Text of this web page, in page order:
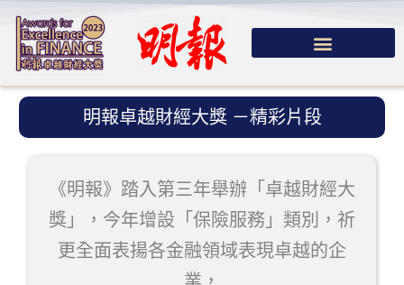
跳
主
明報卓越財經大獎 －精彩片段
《明報》踏入第三年舉辦「卓越財經大
獎」，今年增設「保險服務」類別，祈
更全面表揚各金融領域表現卓越的企